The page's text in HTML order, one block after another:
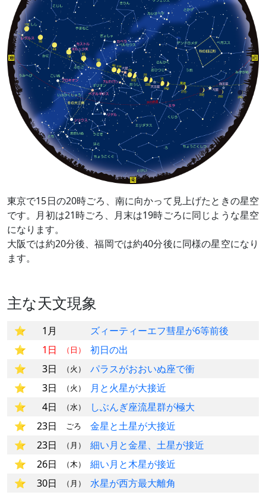
東京で15日の20時ごろ、南に向かって見上げたときの星空
です。月初は21時ごろ、月末は19時ごろに同じような星空
になります。
大阪では約20分後、福岡では約40分後に同様の星空になり
ます。
主な天文現象
1月
ズィーティーエフ彗星が6等前後
1日
（日）
初日の出
3日
（火）
パラスがおおいぬ座で衝
3日
（火）
月と火星が大接近
4日
（水）
しぶんぎ座流星群が極大
23日
ごろ
金星と土星が大接近
23日
（月）
細い月と金星、土星が接近
26日
（木）
細い月と木星が接近
30日
（月）
水星が西方最大離角